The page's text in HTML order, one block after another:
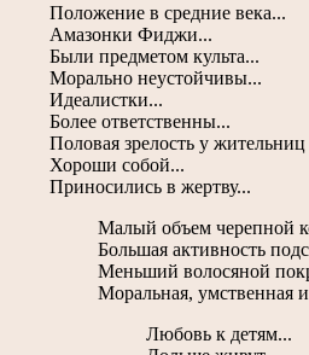
Положение в средние века...
Амазонки Фиджи...
Были предметом культа...
Морально неустойчивы...
Идеалистки...
Более ответственны...
Половая зрелость у
Хороши собой...
Приносились в жертву...
Малый объем черепной
Большая активность
Меньший волосяной
Моральная, умственная
Любовь к детям...